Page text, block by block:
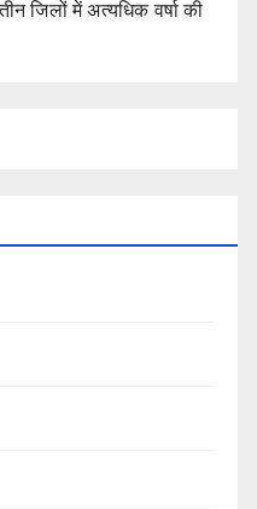
जिलों में अत्यधिक वर्षा की